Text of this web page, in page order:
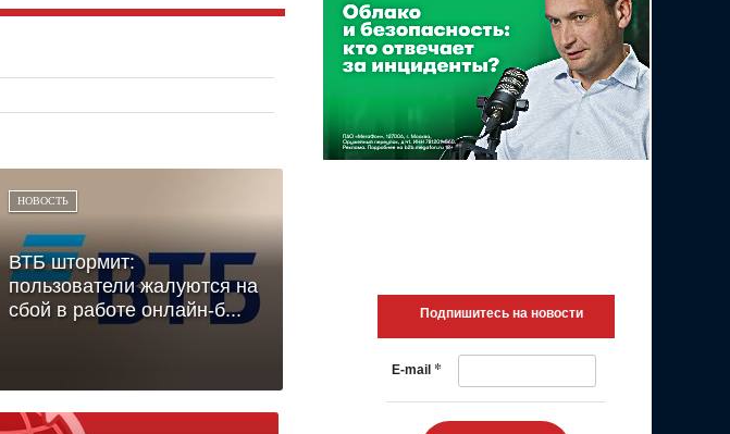
НОВОСТЬ
ВТБ штормит:
пользователи жалуются на
сбой в работе онлайн-б...
Подпишитесь на новости
E-mail *